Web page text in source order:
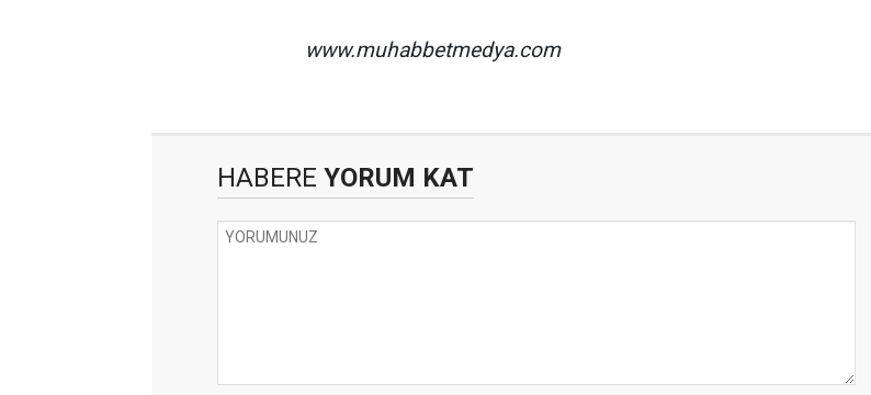
www.muhabbetmedya.com
HABERE YORUM KAT